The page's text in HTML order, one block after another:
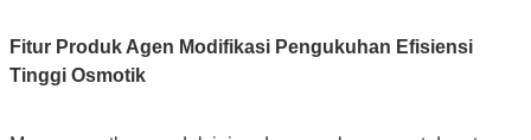
Fitur Produk Agen Modifikasi Pengukuhan Efisiensi
Tinggi Osmotik